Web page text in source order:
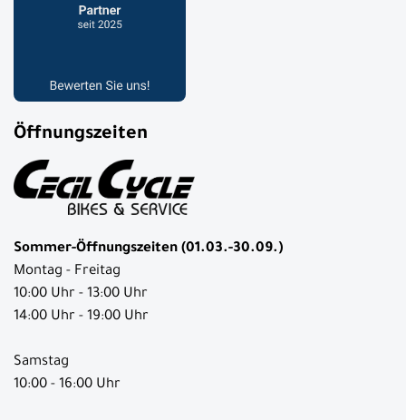
Öffnungszeiten
Sommer-Öffnungszeiten (01.03.-30.09.)
Montag - Freitag
10:00 Uhr - 13:00 Uhr
14:00 Uhr - 19:00 Uhr
Samstag
10:00 - 16:00 Uhr